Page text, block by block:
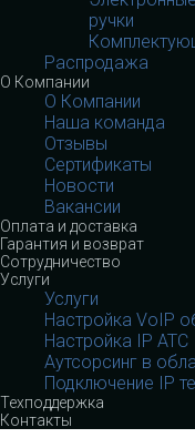
ручки
Распродажа
О Компании
О Компании
Наша команда
Отзывы
Сертификаты
Новости
Вакансии
Оплата и доставка
Гарантия и возврат
Сотрудничество
Услуги
Услуги
Настройка VoIP
Настройка IP АТС
Аутсорсинг в
Подключение IP
Техподдержка
Контакты